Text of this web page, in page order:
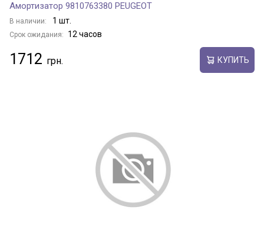
Амортизатор 9810763380 PEUGEOT
В наличии: 1 шт.
Срок ожидания: 12 часов
1712 КУПИТЬ